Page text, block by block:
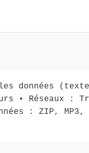
données
• Réseaux :
: ZIP,